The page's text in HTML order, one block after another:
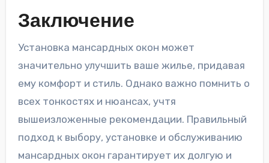
Заключение
Установка мансардных окон может
значительно улучшить ваше жилье, придавая
ему комфорт и стиль. Однако важно помнить о
всех тонкостях и нюансах, учтя
вышеизложенные рекомендации. Правильный
подход к выбору, установке и обслуживанию
мансардных окон гарантирует их долгую и